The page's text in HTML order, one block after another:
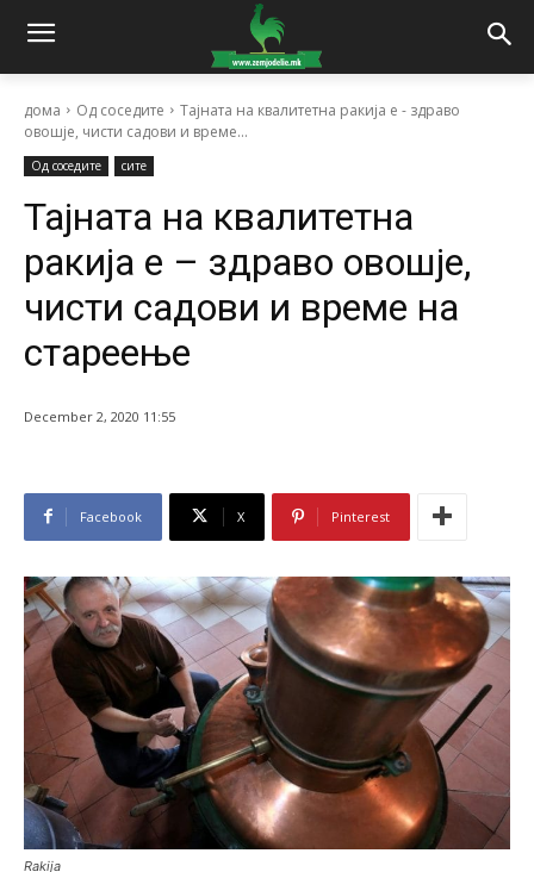
дома Од соседите
Тајната на квалитетна ракија е - здраво
овошје, чисти садови и време...
Од соседите сите
Тајната на квалитетна
ракија е – здраво овошје,
чисти садови и време на
стареење
December 2, 2020 11:55
Facebook X Pinterest
Rakija